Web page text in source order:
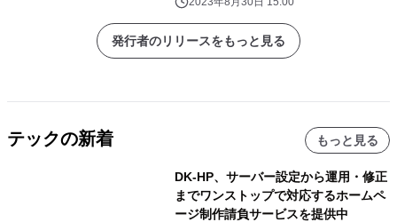
発行者のリリースをもっと見る
テックの新着 もっと見る
DK-HP、サーバー設定から運用・修正
までワンストップで対応するホームペ
ージ制作請負サービスを提供中